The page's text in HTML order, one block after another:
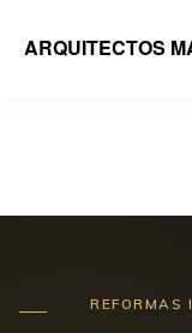
ARQUITECTOS
dirigidaREFORMAS